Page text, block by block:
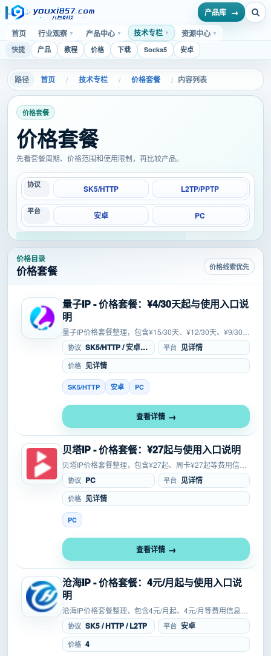
首页 行业观察 ▼ 产品中心 ▼ 技术专栏 ▼ 资源中心 ▼
产品库
快捷 产品 教程 价格 下载 Socks5 安卓
首页 / 技术专栏 / 价格套餐 / 内容列表
价格套餐
价格套餐
先看套餐周期、价格范围和使用限制，再比较产品。
协议 SK5/HTTP L2TP/PPTP
平台 安卓 PC
价格目录
价格套餐 价格线索优先
量子IP - 价格套餐：¥4/30天起与使用入口说
明
量子IP价格套餐整理，包含¥15/30天、¥12/30天、¥9/30
天、¥6/30天、¥4/30天等套餐价格，覆盖SOCKS5等协
议；¥800、¥1500为会员...
协议 SK5/HTTP / 安卓 / PC 平台 见详情
价格 见详情
SK5/HTTP 安卓 PC
查看详情
贝塔IP - 价格套餐：¥27起与使用入口说明
贝塔IP价格套餐整理，包含¥27起、周卡¥27起等费用信
息，覆盖SOCKS5、L2TP等协议，适合单窗口等场景参
考，方便在注册、试用或购买前核对成本、入口和适用...
协议 PC 平台 见详情
价格 见详情
PC
查看详情
沧海IP - 价格套餐：4元/月起与使用入口说
明
沧海IP价格套餐整理，包含4元/月起、4元/月等费用信息，
覆盖SOCKS5、L2TP等协议，适合游戏多开、防封、养号
等场景参考，方便在注册、试用或购买前核对成本...
协议 SK5 / HTTP / L2TP 平台 安卓
价格 4